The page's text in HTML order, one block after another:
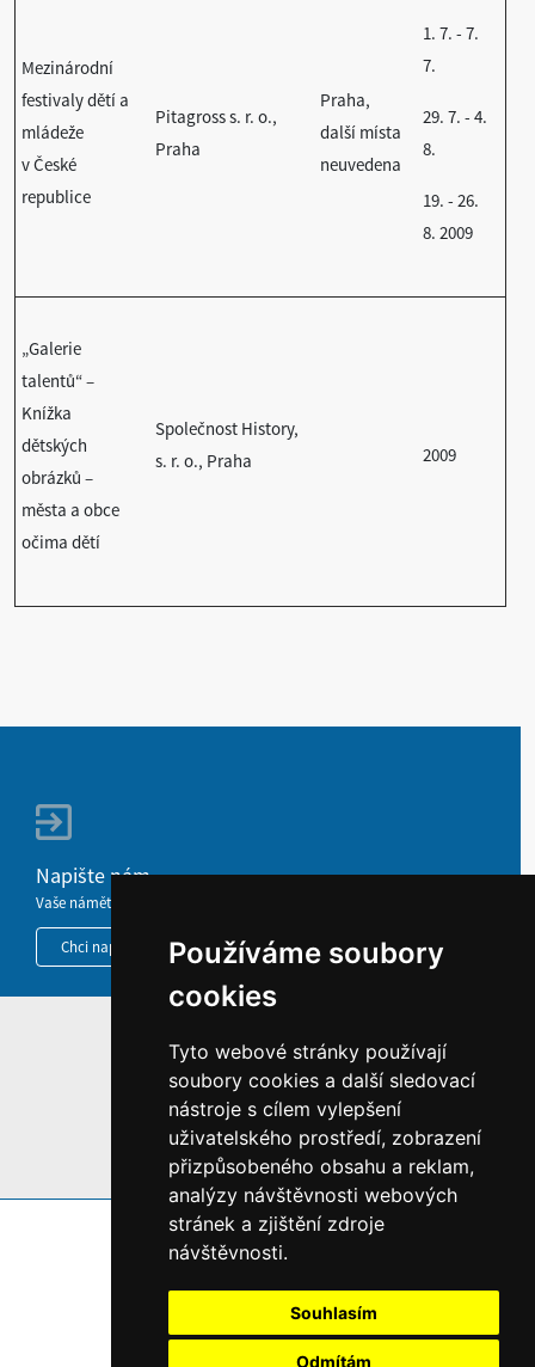
Používáme soubory
cookies
Tyto webové stránky používají
soubory cookies a další sledovací
nástroje s cílem vylepšení
uživatelského prostředí, zobrazení
přizpůsobeného obsahu a reklam,
analýzy návštěvnosti webových
stránek a zjištění zdroje
návštěvnosti.
Souhlasím
Odmítám
Mezinárodní
festivaly dětí a
mládeže
v České
republice
Pitagross s. r. o.,
Praha
Praha,
další místa
neuvedena
1. 7. - 7.
7.
29. 7. - 4.
8.
19. - 26.
8. 2009
„Galerie
talentů“ –
Knížka
dětských
obrázků –
města a obce
očima dětí
Společnost History,
s. r. o., Praha
2009
Napište nám
Vaše náměty, komentáře, připomínky a dotazy nezůstanou bez odezvy.
Chci napsat MKČR
INFORMACE O WEBU